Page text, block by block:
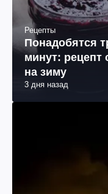
Рецепты
Понадобятся
минут: рецепт
на зиму
3 дня назад